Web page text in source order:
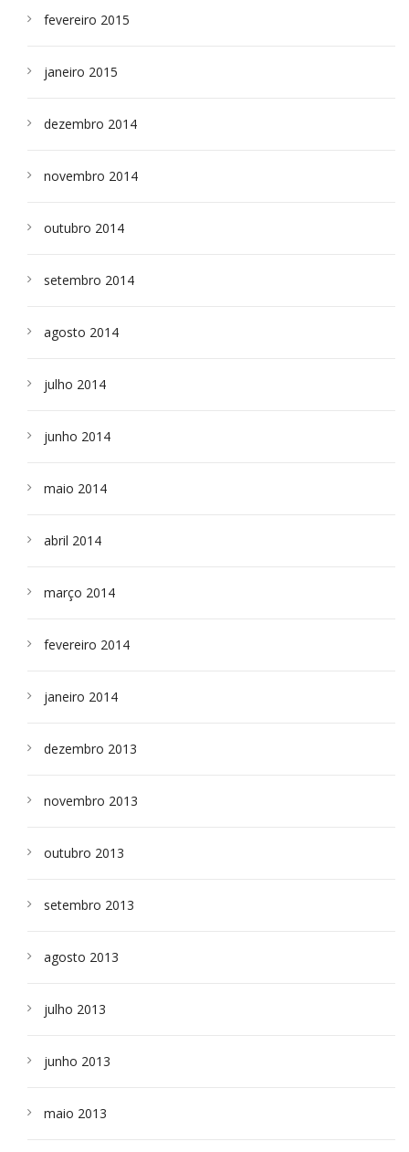
fevereiro 2015
janeiro 2015
dezembro 2014
novembro 2014
outubro 2014
setembro 2014
agosto 2014
julho 2014
junho 2014
maio 2014
abril 2014
março 2014
fevereiro 2014
janeiro 2014
dezembro 2013
novembro 2013
outubro 2013
setembro 2013
agosto 2013
julho 2013
junho 2013
maio 2013